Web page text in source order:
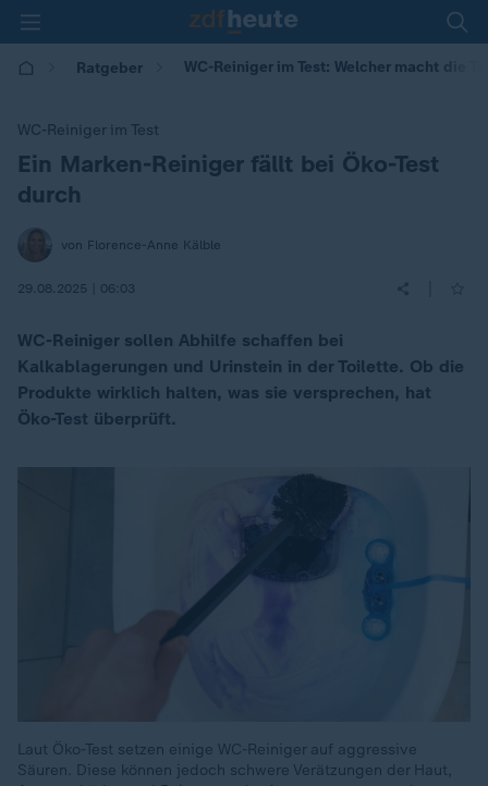
Ratgeber WC-Reiniger im Test: Welcher macht die
WC-Reiniger im Test
:Ein Marken-Reiniger fällt bei Öko-Test
durch
von Florence-Anne Kälble
29.08.2025 | 06:03
WC-Reiniger sollen Abhilfe schaffen bei
Kalkablagerungen und Urinstein in der Toilette. Ob die
Produkte wirklich halten, was sie versprechen, hat
Öko-Test überprüft.
Laut Öko-Test setzen einige WC-Reiniger auf aggressive
Säuren. Diese können jedoch schwere Verätzungen der Haut,